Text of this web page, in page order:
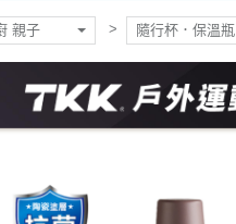
親子 隨行杯．保溫瓶